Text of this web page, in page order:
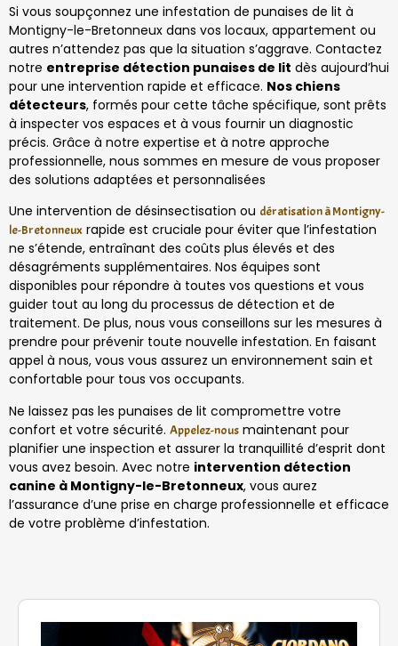
Si vous soupçonnez une infestation de punaises de lit à
Montigny-le-Bretonneux dans vos locaux, appartement ou
autres n’attendez pas que la situation s’aggrave. Contactez
notre entreprise détection punaises de lit dès aujourd’hui
pour une intervention rapide et efficace. Nos chiens
détecteurs, formés pour cette tâche spécifique, sont prêts
à inspecter vos espaces et à vous fournir un diagnostic
précis. Grâce à notre expertise et à notre approche
professionnelle, nous sommes en mesure de vous proposer
des solutions adaptées et personnalisées
Une intervention de désinsectisation ou dératisation à Montigny-
le-Bretonneux rapide est cruciale pour éviter que l’infestation
ne s’étende, entraînant des coûts plus élevés et des
désagréments supplémentaires. Nos équipes sont
disponibles pour répondre à toutes vos questions et vous
guider tout au long du processus de détection et de
traitement. De plus, nous vous conseillons sur les mesures à
prendre pour prévenir toute nouvelle infestation. En faisant
appel à nous, vous vous assurez un environnement sain et
confortable pour tous vos occupants.
Ne laissez pas les punaises de lit compromettre votre
confort et votre sécurité. Appelez-nous maintenant pour
planifier une inspection et assurer la tranquillité d’esprit dont
vous avez besoin. Avec notre intervention détection
canine à Montigny-le-Bretonneux, vous aurez
l’assurance d’une prise en charge professionnelle et efficace
de votre problème d’infestation.